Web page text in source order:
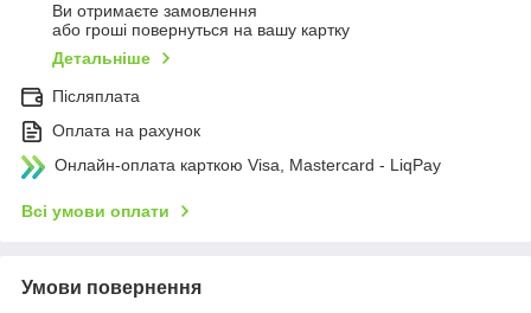
Ви отримаєте замовлення
або гроші повернуться на вашу картку
Детальніше
Післяплата
Оплата на рахунок
Онлайн-оплата карткою Visa, Mastercard - LiqPay
Всі умови оплати
Умови повернення